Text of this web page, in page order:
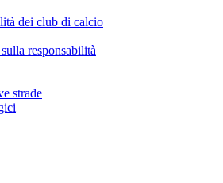
dei club di calcio
responsabilità
strade